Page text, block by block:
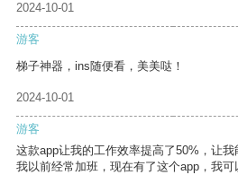
2024-10-01
游客
梯子神器，ins随便看，美美哒！
2024-10-01
游客
这款app让我的工作效率提高了50%，让我
我以前经常加班，现在有了这个app，我